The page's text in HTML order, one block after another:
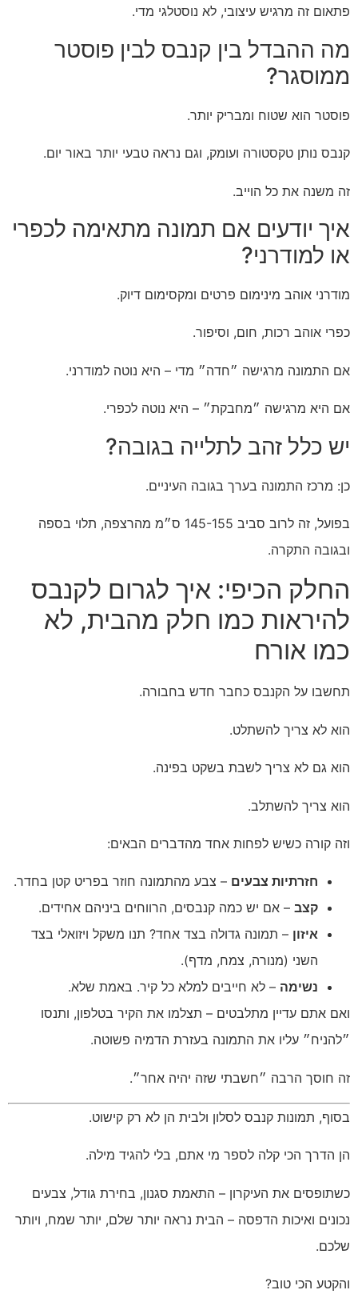
פתאום זה מרגיש עיצובי, לא נוסטלגי מדי.
מה ההבדל בין קנבס לבין פוסטר
ממוסגר?
פוסטר הוא שטוח ומבריק יותר.
קנבס נותן טקסטורה ועומק, וגם נראה טבעי יותר באור יום.
זה משנה את כל הוייב.
איך יודעים אם תמונה מתאימה לכפרי
או למודרני?
מודרני אוהב מינימום פרטים ומקסימום דיוק.
כפרי אוהב רכות, חום, וסיפור.
אם התמונה מרגישה ״חדה״ מדי – היא נוטה למודרני.
אם היא מרגישה ״מחבקת״ – היא נוטה לכפרי.
יש כלל זהב לתלייה בגובה?
כן: מרכז התמונה בערך בגובה העיניים.
בפועל, זה לרוב סביב 145-155 ס״מ מהרצפה, תלוי בספה
ובגובה התקרה.
החלק הכיפי: איך לגרום לקנבס
להיראות כמו חלק מהבית, לא
כמו אורח
תחשבו על הקנבס כחבר חדש בחבורה.
הוא לא צריך להשתלט.
הוא גם לא צריך לשבת בשקט בפינה.
הוא צריך להשתלב.
וזה קורה כשיש לפחות אחד מהדברים הבאים:
חזרתיות צבעים – צבע מהתמונה חוזר בפריט קטן בחדר.
קצב – אם יש כמה קנבסים, הרווחים ביניהם אחידים.
איזון – תמונה גדולה בצד אחד? תנו משקל ויזואלי בצד
השני (מנורה, צמח, מדף).
נשימה – לא חייבים למלא כל קיר. באמת שלא.
ואם אתם עדיין מתלבטים – תצלמו את הקיר בטלפון, ותנסו
״להניח״ עליו את התמונה בעזרת הדמיה פשוטה.
זה חוסך הרבה ״חשבתי שזה יהיה אחר״.
בסוף, תמונות קנבס לסלון ולבית הן לא רק קישוט.
הן הדרך הכי קלה לספר מי אתם, בלי להגיד מילה.
כשתופסים את העיקרון – התאמת סגנון, בחירת גודל, צבעים
נכונים ואיכות הדפסה – הבית נראה יותר שלם, יותר שמח, ויותר
שלכם.
והקטע הכי טוב?